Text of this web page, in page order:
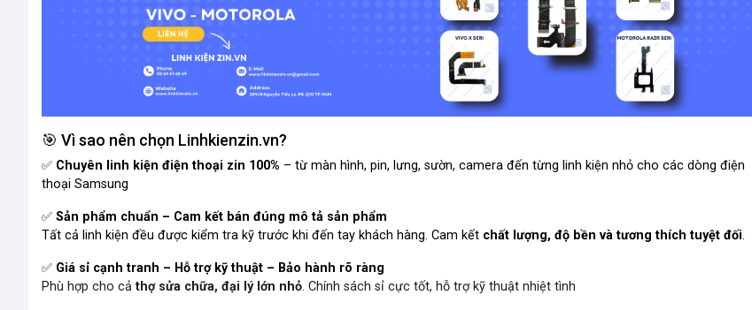
🎯 Vì sao nên chọn Linhkienzin.vn?
✅ Chuyên linh kiện điện thoại zin 100% – từ màn hình, pin, lưng, sườn, camera đến từng linh kiện nhỏ cho các dòng điện
thoại Samsung
✅ Sản phẩm chuẩn – Cam kết bán đúng mô tả sản phẩm
Tất cả linh kiện đều được kiểm tra kỹ trước khi đến tay khách hàng. Cam kết chất lượng, độ bền và tương thích tuyệt đối.
✅ Giá sỉ cạnh tranh – Hỗ trợ kỹ thuật – Bảo hành rõ ràng
Phù hợp cho cả thợ sửa chữa, đại lý lớn nhỏ. Chính sách sỉ cực tốt, hỗ trợ kỹ thuật nhiệt tình